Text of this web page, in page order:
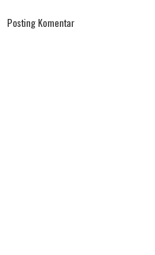
Posting Komentar